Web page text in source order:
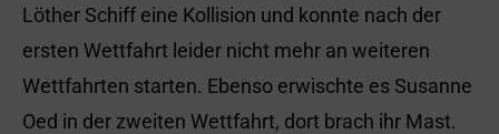
Löther Schiff eine Kollision und konnte nach der
ersten Wettfahrt leider nicht mehr an weiteren
Wettfahrten starten. Ebenso erwischte es Susanne
Oed in der zweiten Wettfahrt, dort brach ihr Mast.